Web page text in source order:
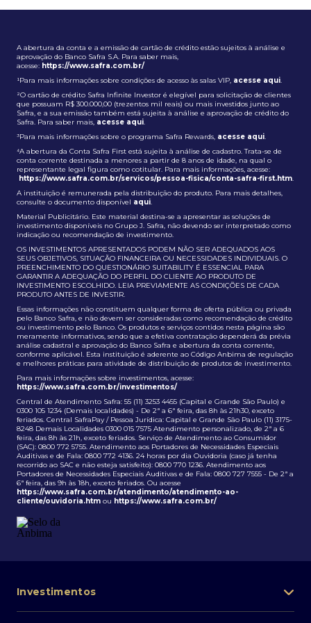
A abertura da conta e a emissão de cartão de crédito estão sujeitos à análise e
aprovação do Banco Safra S.A. Para saber mais,
acesse: https://www.safra.com.br/
¹Para mais informações sobre condições de acesso às salas VIP, acesse aqui.
²O cartão de crédito Safra Infinite Investor é elegível para solicitação de clientes
que possuam R$ 300.000,00 (trezentos mil reais) ou mais investidos junto ao
Safra, e a sua emissão também está sujeita à análise e aprovação de crédito do
Safra. Para saber mais, acesse aqui.
³Para mais informações sobre o programa Safra Rewards, acesse aqui.
⁴A abertura da Conta Safra First está sujeita à análise de cadastro. Trata-se de
conta corrente destinada a menores a partir de 8 anos de idade, na qual o
representante legal figura como cotitular. Para mais informações, acesse:
https://www.safra.com.br/servicos/pessoa-fisica/conta-safra-first.htm.
A instituição é remunerada pela distribuição do produto. Para mais detalhes,
consulte o documento disponível aqui.
Material Publicitário. Este material destina-se a apresentar as soluções de
investimento disponíveis no Grupo J. Safra, não devendo ser interpretado como
indicação ou recomendação de investimento.
OS INVESTIMENTOS APRESENTADOS PODEM NÃO SER ADEQUADOS AOS
SEUS OBJETIVOS, SITUAÇÃO FINANCEIRA OU NECESSIDADES INDIVIDUAIS. O
PREENCHIMENTO DO QUESTIONÁRIO SUITABILITY É ESSENCIAL PARA
GARANTIR A ADEQUAÇÃO DO PERFIL DO CLIENTE AO PRODUTO DE
INVESTIMENTO ESCOLHIDO. LEIA PREVIAMENTE AS CONDIÇÕES DE CADA
PRODUTO ANTES DE INVESTIR.
Essas informações não constituem qualquer forma de oferta pública ou privada
pelo Banco Safra, e não devem ser consideradas como recomendação de crédito
ou investimento pelo Banco. Os produtos e serviços contidos nesta página são
meramente informativos, sendo que a efetiva contratação dependerá da prévia
análise cadastral e aprovação do Banco Safra e abertura da conta corrente,
conforme aplicável. Esta instituição é aderente ao Código Anbima de regulação
e melhores práticas para atividade de distribuição de produtos de investimento.
Para mais informações sobre investimentos, acesse:
https://www.safra.com.br/investimentos/
Central de Atendimento Safra: 55 (11) 3253 4455 (Capital e Grande São Paulo) e
0300 105 1234 (Demais localidades) - De 2ª a 6ª feira, das 8h às 21h30, exceto
feriados. Central SafraPay / Pessoa Jurídica: Capital e Grande São Paulo (11) 3175-
8248 Demais Localidades 0300 015 7575 Atendimento personalizado, de 2ª a 6
feira, das 8h às 21h, exceto feriados. Serviço de Atendimento ao Consumidor
(SAC): 0800 772 5755. Atendimento aos Portadores de Necessidades Especiais
Auditivas e de Fala: 0800 772 4136. 24 horas por dia Ouvidoria (caso já tenha
recorrido ao SAC e não esteja satisfeito): 0800 770 1236. Atendimento aos
Portadores de Necessidades Especiais Auditivas e de Fala: 0800 727 7555 - De 2ª a
6ª feira, das 9h às 18h, exceto feriados. Ou acesse
https://www.safra.com.br/atendimento/atendimento-ao-
cliente/ouvidoria.htm ou https://www.safra.com.br/
Investimentos